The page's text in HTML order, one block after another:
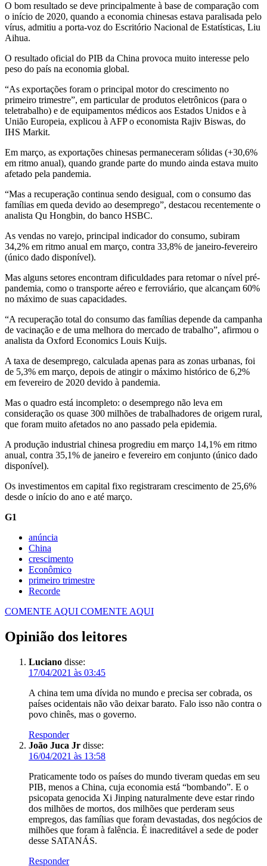
O bom resultado se deve principalmente à base de comparação com
o início de 2020, quando a economia chinesas estava paralisada pelo
vírus, admitiu a porta-voz do Escritório Nacional de Estatísticas, Liu
Aihua.
O resultado oficial do PIB da China provoca muito interesse pelo
peso do país na economia global.
“As exportações foram o principal motor do crescimento no
primeiro trimestre”, em particular de produtos eletrônicos (para o
teletrabalho) e de equipamentos médicos aos Estados Unidos e à
União Europeia, explicou à AFP o economista Rajiv Biswas, do
IHS Markit.
Em março, as exportações chinesas permaneceram sólidas (+30,6%
em ritmo anual), quando grande parte do mundo ainda estava muito
afetado pela pandemia.
“Mas a recuperação continua sendo desigual, com o consumo das
famílias em queda devido ao desemprego”, destacou recentemente o
analista Qu Hongbin, do banco HSBC.
As vendas no varejo, principal indicador do consumo, subiram
34,2% em ritmo anual em março, contra 33,8% de janeiro-fevereiro
(único dado disponível).
Mas alguns setores encontram dificuldades para retomar o nível pré-
pandemia, como o transporte aéreo e ferroviário, que alcançam 60%
no máximo de suas capacidades.
“A recuperação total do consumo das famílias depende da campanha
de vacinação e de uma melhora do mercado de trabalho”, afirmou o
analista da Oxford Economics Louis Kuijs.
A taxa de desemprego, calculada apenas para as zonas urbanas, foi
de 5,3% em março, depois de atingir o máximo histórico de 6,2%
em fevereiro de 2020 devido à pandemia.
Mas o quadro está incompleto: o desemprego não leva em
consideração os quase 300 milhões de trabalhadores de origem rural,
que foram muito afetados no ano passado pela epidemia.
A produção industrial chinesa progrediu em março 14,1% em ritmo
anual, contra 35,1% de janeiro e fevereiro em conjunto (único dado
disponível).
Os investimentos em capital fixo registraram crescimento de 25,6%
desde o início do ano e até março.
G1
anúncia
China
crescimento
Econômico
primeiro trimestre
Recorde
COMENTE AQUI COMENTE AQUI
Opinião dos leitores
Luciano disse:
17/04/2021 às 03:45
A china tem uma dívida no mundo e precisa ser cobrada, os
países ocidentais não vão deixar barato. Falo isso não contra o
povo chinês, mas o governo.
Responder
João Juca Jr disse:
16/04/2021 às 13:58
Praticamente todo os países do mundo tiveram quedas em seu
PIB, menos a China, cuja economia está “bombando”. E o
psicopata genocida Xi Jinping naturalmente deve estar rindo
dos milhões de mortos, dos milhões que perderam seus
empregos, das famílias que foram devastadas, dos negócios de
milhões que foram à falência. É inacreditável a sede de poder
desse SATANÁS.
Responder